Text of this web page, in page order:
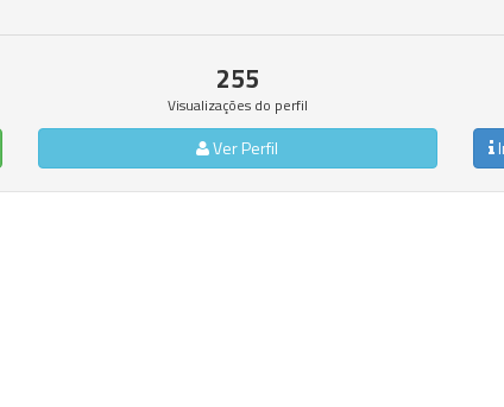
255
Visualizações do perfil
Ver Perfil